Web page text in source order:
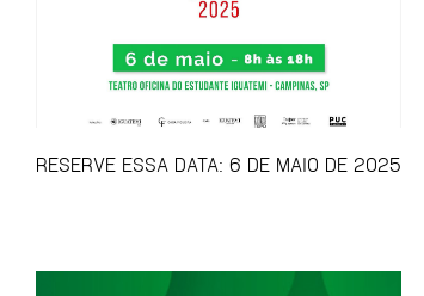
RESERVE ESSA DATA: 6 DE MAIO DE 2025